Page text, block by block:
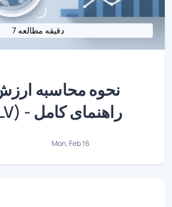
7 دقیقه مطالعه
نحوه محاسبه
مشتری (CLV) - راهنمای کامل
Mon, Feb 16